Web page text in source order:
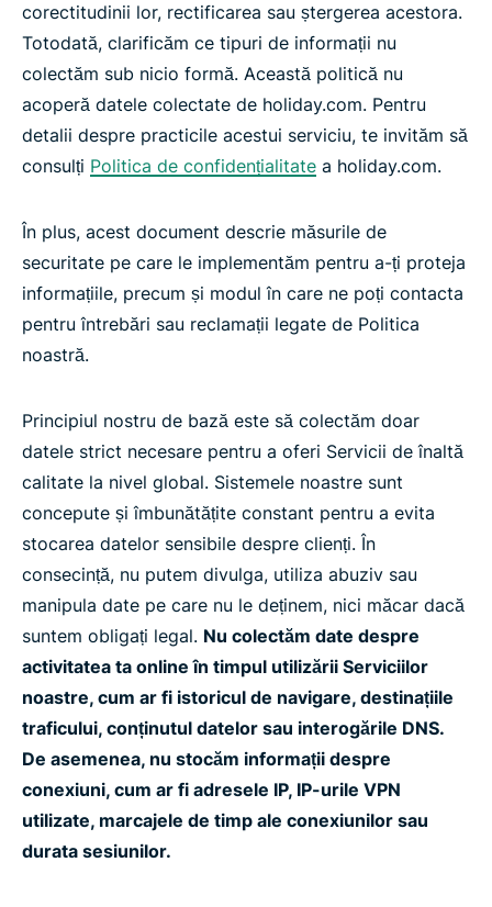
corectitudinii lor, rectificarea sau ștergerea acestora.
Totodată, clarificăm ce tipuri de informații nu
colectăm sub nicio formă. Această politică nu
acoperă datele colectate de holiday.com. Pentru
detalii despre practicile acestui serviciu, te invităm să
consulți Politica de confidențialitate a holiday.com.
În plus, acest document descrie măsurile de
securitate pe care le implementăm pentru a-ți proteja
informațiile, precum și modul în care ne poți contacta
pentru întrebări sau reclamații legate de Politica
noastră.
Principiul nostru de bază este să colectăm doar
datele strict necesare pentru a oferi Servicii de înaltă
calitate la nivel global. Sistemele noastre sunt
concepute și îmbunătățite constant pentru a evita
stocarea datelor sensibile despre clienți. În
consecință, nu putem divulga, utiliza abuziv sau
manipula date pe care nu le deținem, nici măcar dacă
suntem obligați legal. Nu colectăm date despre
activitatea ta online în timpul utilizării Serviciilor
noastre, cum ar fi istoricul de navigare, destinațiile
traficului, conținutul datelor sau interogările DNS.
De asemenea, nu stocăm informații despre
conexiuni, cum ar fi adresele IP, IP-urile VPN
utilizate, marcajele de timp ale conexiunilor sau
durata sesiunilor.